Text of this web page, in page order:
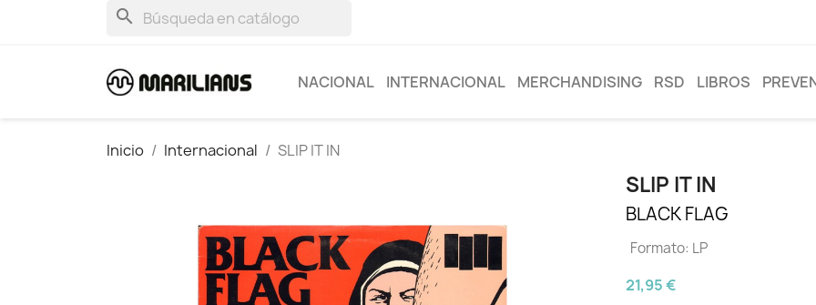
search
NACIONAL INTERNACIONAL MERCHANDISING RSD LIBROS
Inicio Internacional SLIP IT IN
SLIP IT IN
BLACK FLAG
Formato: LP
21,95 €